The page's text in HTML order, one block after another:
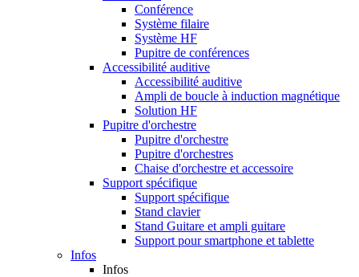
Conférence
Système filaire
Système HF
Pupitre de conférences
Accessibilité auditive
Accessibilité auditive
Ampli de boucle à induction magnétique
Solution HF
Pupitre d'orchestre
Pupitre d'orchestre
Pupitre d'orchestres
Chaise d'orchestre et accessoire
Support spécifique
Support spécifique
Stand clavier
Stand Guitare et ampli guitare
Support pour smartphone et tablette
Infos
Infos